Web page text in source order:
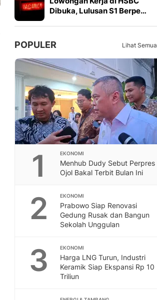
Dibuka, Lulusan S1 Berpe…
POPULER Lihat Semua
1 EKONOMI
Menhub Dudy Sebut Perpres
Ojol Bakal Terbit Bulan Ini
2 EKONOMI
Prabowo Siap Renovasi
Gedung Rusak dan Bangun
Sekolah Unggulan
3 EKONOMI
Harga LNG Turun, Industri
Keramik Siap Ekspansi Rp 10
Triliun